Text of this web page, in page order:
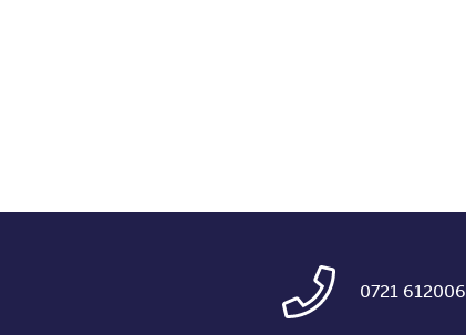
0721 612006